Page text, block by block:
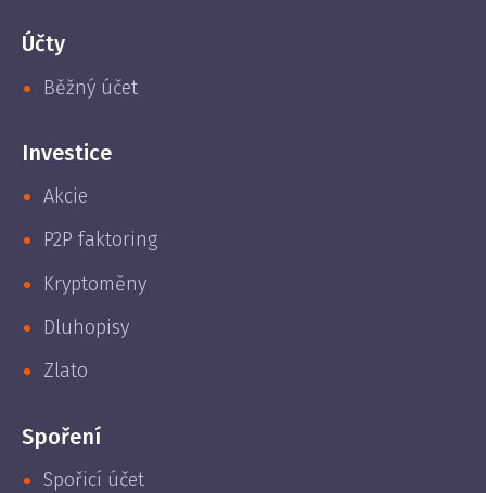
Účty
Běžný účet
Investice
Akcie
P2P faktoring
Kryptoměny
Dluhopisy
Zlato
Spoření
Spořicí účet